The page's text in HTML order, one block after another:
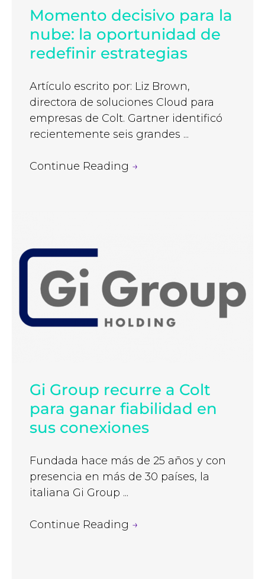
Momento decisivo para la
nube: la oportunidad de
redefinir estrategias
Artículo escrito por: Liz Brown,
directora de soluciones Cloud para
empresas de Colt. Gartner identificó
recientemente seis grandes ...
Continue Reading →
Gi Group recurre a Colt
para ganar fiabilidad en
sus conexiones
Fundada hace más de 25 años y con
presencia en más de 30 países, la
italiana Gi Group ...
Continue Reading →